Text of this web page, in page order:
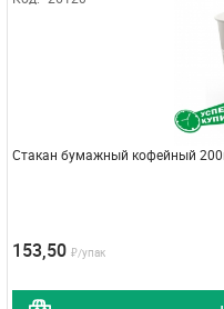
Стакан бумажный кофейный
153,50 ₽/упак